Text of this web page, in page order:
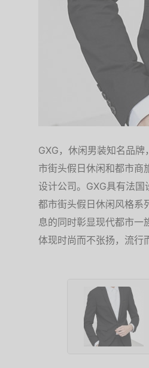
GXG，休闲男装知名品
市街头假日休闲和都市商
设计公司。GXG具有法
都市街头假日休闲风格系
息的同时彰显现代都市一
体现时尚而不张扬，流行